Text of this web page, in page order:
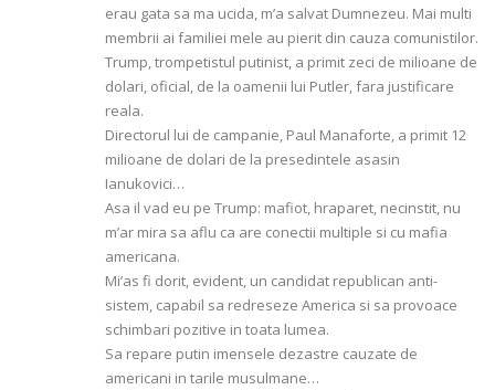
erau gata sa ma ucida, m’a salvat Dumnezeu. Mai multi
membrii ai familiei mele au pierit din cauza comunistilor.
Trump, trompetistul putinist, a primit zeci de milioane de
dolari, oficial, de la oamenii lui Putler, fara justificare
reala.
Directorul lui de campanie, Paul Manaforte, a primit 12
milioane de dolari de la presedintele asasin
Ianukovici…
Asa il vad eu pe Trump: mafiot, hraparet, necinstit, nu
m’ar mira sa aflu ca are conectii multiple si cu mafia
americana.
Mi’as fi dorit, evident, un candidat republican anti-
sistem, capabil sa redreseze America si sa provoace
schimbari pozitive in toata lumea.
Sa repare putin imensele dezastre cauzate de
americani in tarile musulmane…